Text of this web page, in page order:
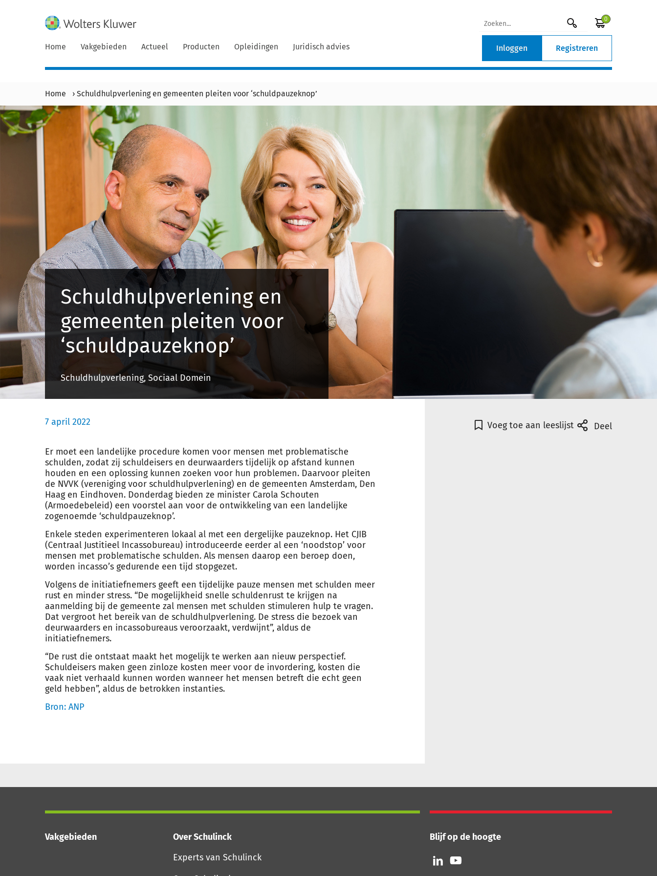
0
Home Vakgebieden Actueel Producten Opleidingen Juridisch advies Inloggen Registreren
Home › Schuldhulpverlening en gemeenten pleiten voor ‘schuldpauzeknop’
Schuldhulpverlening en
gemeenten pleiten voor
‘schuldpauzeknop’
Schuldhulpverlening, Sociaal Domein
7 april 2022
Er moet een landelijke procedure komen voor mensen met problematische
schulden, zodat zij schuldeisers en deurwaarders tijdelijk op afstand kunnen
houden en een oplossing kunnen zoeken voor hun problemen. Daarvoor pleiten
de NVVK (vereniging voor schuldhulpverlening) en de gemeenten Amsterdam, Den
Haag en Eindhoven. Donderdag bieden ze minister Carola Schouten
(Armoedebeleid) een voorstel aan voor de ontwikkeling van een landelijke
zogenoemde ‘schuldpauzeknop’.
Enkele steden experimenteren lokaal al met een dergelijke pauzeknop. Het CJIB
(Centraal Justitieel Incassobureau) introduceerde eerder al een ‘noodstop’ voor
mensen met problematische schulden. Als mensen daarop een beroep doen,
worden incasso’s gedurende een tijd stopgezet.
Volgens de initiatiefnemers geeft een tijdelijke pauze mensen met schulden meer
rust en minder stress. “De mogelijkheid snelle schuldenrust te krijgen na
aanmelding bij de gemeente zal mensen met schulden stimuleren hulp te vragen.
Dat vergroot het bereik van de schuldhulpverlening. De stress die bezoek van
deurwaarders en incassobureaus veroorzaakt, verdwijnt”, aldus de
initiatiefnemers.
“De rust die ontstaat maakt het mogelijk te werken aan nieuw perspectief.
Schuldeisers maken geen zinloze kosten meer voor de invordering, kosten die
vaak niet verhaald kunnen worden wanneer het mensen betreft die echt geen
geld hebben”, aldus de betrokken instanties.
Bron: ANP
Voeg toe aan leeslijst Deel
Vakgebieden
Over Schulinck
Experts van Schulinck
Blijf op de hoogte
Volg
ons
Volg
ons